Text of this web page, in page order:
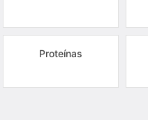
Proteínas